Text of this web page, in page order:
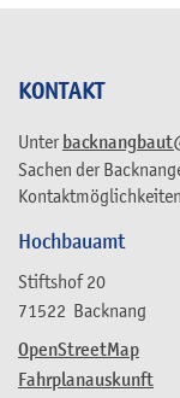
KONTAKT
Unter
Sachen der
Hochbauamt
Stiftshof 20
71522 Backnang
OpenStreetMap
Fahrplanauskunft